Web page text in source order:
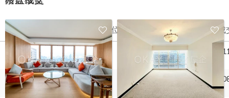
Date 单位 最后
25 11月 2025 42 10 HK$ 1,620万 1月
25 1月 2011 42 10 HK$ 1,738.8万 1月